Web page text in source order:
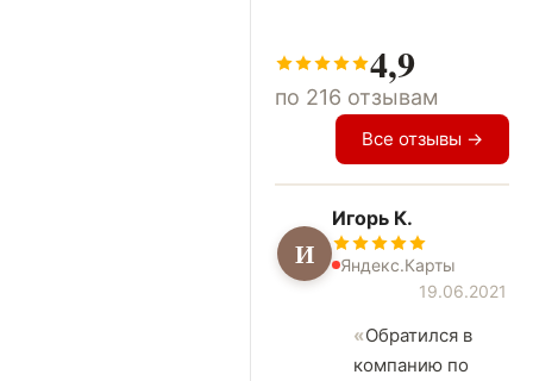
4,9
по 216 отзывам
Все отзывы →
И
Игорь К.
Яндекс.Карты
19.06.2021
Обратился в
компанию по